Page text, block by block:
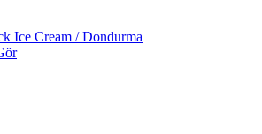
Ice Cream / Dondurma